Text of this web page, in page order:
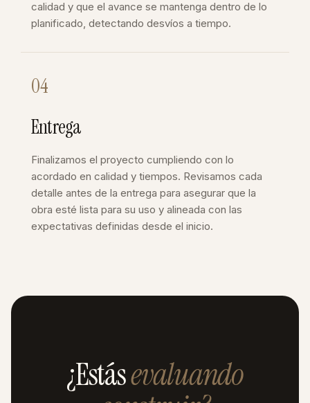
calidad y que el avance se mantenga dentro de lo
planificado, detectando desvíos a tiempo.
04
Entrega
Finalizamos el proyecto cumpliendo con lo
acordado en calidad y tiempos. Revisamos cada
detalle antes de la entrega para asegurar que la
obra esté lista para su uso y alineada con las
expectativas definidas desde el inicio.
¿Estásevaluando